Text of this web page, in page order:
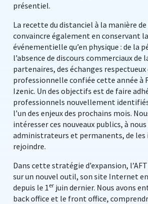
présentiel.
La recette du distanciel à la manière de
convaincre également en conservant
événementielle qu’en physique : de la
l’absence de discours commerciaux de
partenaires, des échanges
professionnelle confiée cette année à
Izenic. Un des objectifs est de faire
professionnels nouvellement identifiés
l’un des enjeux des prochains mois.
intéresser ces nouveaux publics, à
administrateurs et permanents, de les
rejoindre.
Dans cette stratégie d’expansion,
sur un nouvel outil, son site Internet
depuis le 1er juin dernier. Nous avons
back office et le front office,